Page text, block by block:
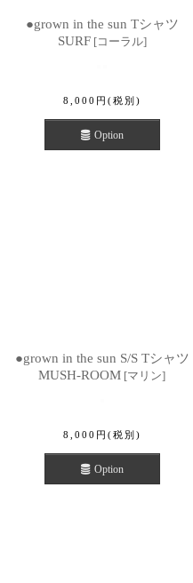
●grown in the sun Tシャツ
SURF [コーラル]
8,000 円 (税別)
Option
●grown in the sun S/S Tシャツ
MUSH-ROOM [マリン]
8,000 円 (税別)
Option